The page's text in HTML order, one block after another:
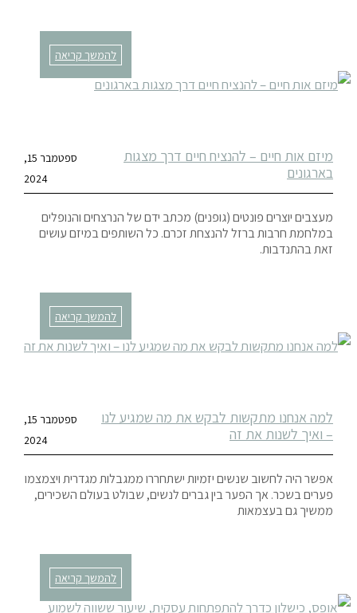
להמשך קריאה
מיזם אות חיים – להנציח חיים דרך מצגות
בארגונים
ספטמבר 15,
2024
מעצבים יוצרים פונטים (גופנים) מכתב ידם של הנרצחים והנופלים
במלחמת חרבות ברזל להנצחת זכרם. כל השותפים במיזם עושים
זאת בהתנדבות.
להמשך קריאה
למה אנחנו מתקשות לבקש את מה שמגיע לנו
– ואיך לשנות את זה
ספטמבר 15,
2024
אפשר היה לחשוב שנשים יזמיות ישתחררו ממגבלות מגדרית ויצמצמו
פערים בשכר. אך הפער בין גברים לנשים, שבולט בעולם השכירים,
ממשיך גם בעצמאות
להמשך קריאה